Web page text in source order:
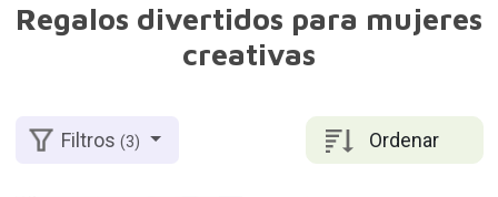
Regalos divertidos para mujeres
creativas
Ordenar
Filtros(3)